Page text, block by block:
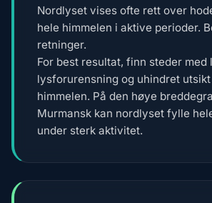
Nordlyset vises ofte rett over
hele himmelen i aktive perioder.
retninger.
For best resultat, finn steder med
lysforurensning og uhindret
himmelen. På den høye
Murmansk kan nordlyset fylle
under sterk aktivitet.